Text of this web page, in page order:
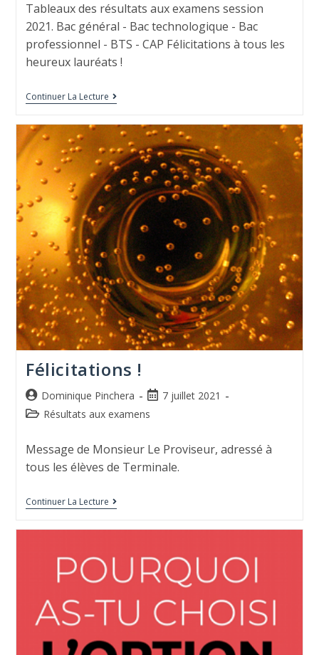
Tableaux des résultats aux examens session
2021. Bac général - Bac technologique - Bac
professionnel - BTS - CAP Félicitations à tous les
heureux lauréats !
Continuer La Lecture
Félicitations !
Dominique Pinchera
7 juillet 2021
Résultats aux examens
Message de Monsieur Le Proviseur, adressé à
tous les élèves de Terminale.
Continuer La Lecture